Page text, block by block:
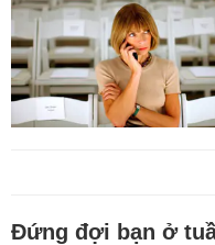
Đứng đợi bạn ở